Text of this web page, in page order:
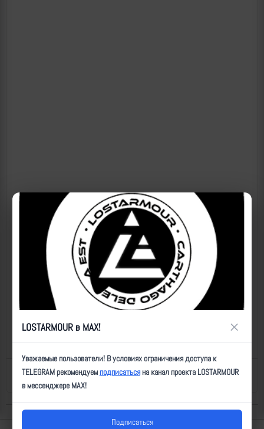
Назад к списку Последнее обновление: 09.07.2026 17:44
LOSTARMOUR в MAX! ×
Уважаемые пользователи! В условиях ограничения доступа к
TELEGRAM рекомендуемподписатьсяна канал проекта LOSTARMOUR
в мессенджере MAX!
Подписаться